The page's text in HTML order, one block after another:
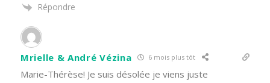
Répondre
Mrielle & André Vézina 6 mois plus tôt
Marie-Thérèse! Je suis désolée je viens juste